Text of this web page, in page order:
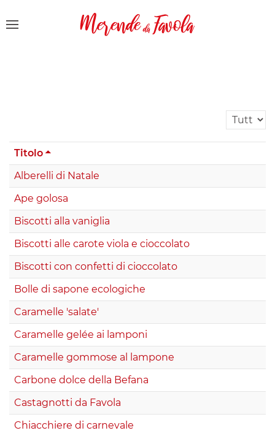
Titolo
Alberelli di Natale
Ape golosa
Biscotti alla vaniglia
Biscotti alle carote viola e cioccolato
Biscotti con confetti di cioccolato
Bolle di sapone ecologiche
Caramelle 'salate'
Caramelle gelée ai lamponi
Caramelle gommose al lampone
Carbone dolce della Befana
Castagnotti da Favola
Chiacchiere di carnevale